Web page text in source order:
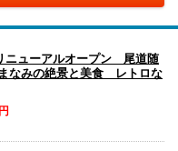
ニューアルオープン 尾道随
なみの絶景と美食 レトロな